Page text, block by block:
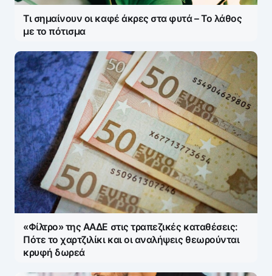
Τι σημαίνουν οι καφέ άκρες στα φυτά – Το λάθος
με το πότισμα
«Φίλτρο» της ΑΑΔΕ στις τραπεζικές καταθέσεις:
Πότε το χαρτζιλίκι και οι αναλήψεις θεωρούνται
κρυφή δωρεά